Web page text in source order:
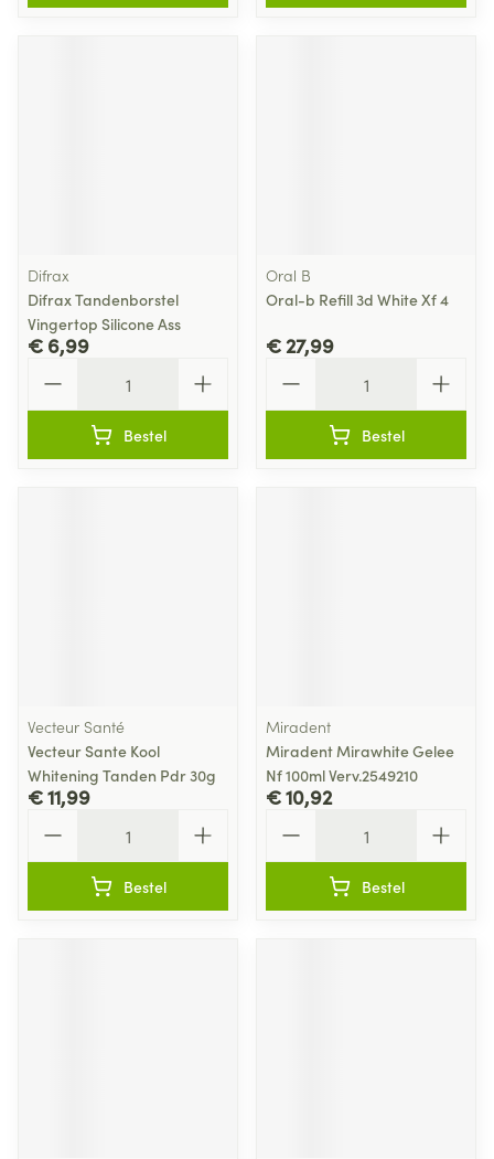
Difrax
Difrax Tandenborstel
Vingertop Silicone Ass
€ 6,99
Bestel
Oral B
Oral-b Refill 3d White Xf 4
€ 27,99
Bestel
Vecteur Santé
Vecteur Sante Kool
Whitening Tanden Pdr 30g
€ 11,99
Bestel
Miradent
Miradent Mirawhite Gelee
Nf 100ml Verv.2549210
€ 10,92
Bestel